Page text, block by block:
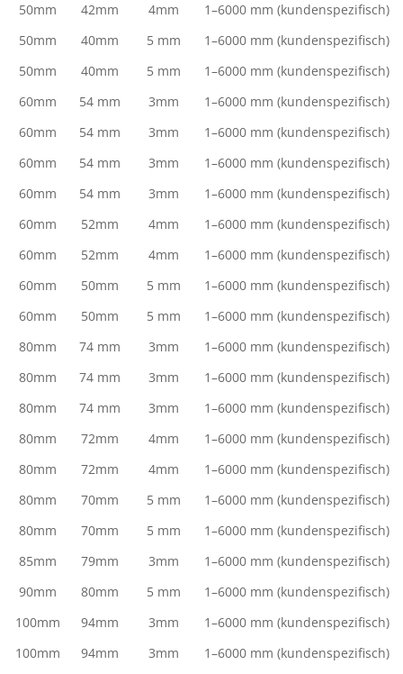
50mm
42mm 4mm
1–6000 mm (kundenspezifisch)
50mm
40mm 5 mm
1–6000 mm (kundenspezifisch)
50mm
40mm 5 mm
1–6000 mm (kundenspezifisch)
60mm
54 mm 3mm
1–6000 mm (kundenspezifisch)
60mm
54 mm 3mm
1–6000 mm (kundenspezifisch)
60mm
54 mm 3mm
1–6000 mm (kundenspezifisch)
60mm
54 mm 3mm
1–6000 mm (kundenspezifisch)
60mm
52mm 4mm
1–6000 mm (kundenspezifisch)
60mm
52mm 4mm
1–6000 mm (kundenspezifisch)
60mm
50mm 5 mm
1–6000 mm (kundenspezifisch)
60mm
50mm 5 mm
1–6000 mm (kundenspezifisch)
80mm
74 mm 3mm
1–6000 mm (kundenspezifisch)
80mm
74 mm 3mm
1–6000 mm (kundenspezifisch)
80mm
74 mm 3mm
1–6000 mm (kundenspezifisch)
80mm
72mm 4mm
1–6000 mm (kundenspezifisch)
80mm
72mm 4mm
1–6000 mm (kundenspezifisch)
80mm
70mm 5 mm
1–6000 mm (kundenspezifisch)
80mm
70mm 5 mm
1–6000 mm (kundenspezifisch)
85mm
79mm 3mm
1–6000 mm (kundenspezifisch)
90mm
80mm 5 mm
1–6000 mm (kundenspezifisch)
100mm
94mm 3mm
1–6000 mm (kundenspezifisch)
100mm
94mm 3mm
1–6000 mm (kundenspezifisch)